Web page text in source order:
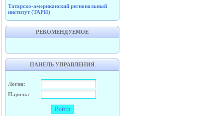
Татарско-американский региональный
институт (ТАРИ)
РЕКОМЕНДУЕМОЕ
ПАНЕЛЬ УПРАВЛЕНИЯ
Логин:
Пароль: